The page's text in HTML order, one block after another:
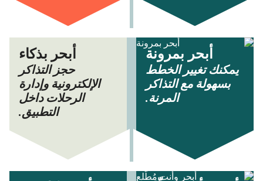
أبحر بمرونة
يمكنك تغيير الخطط
بسهولة مع التذاكر
المرنة.
أبحر بذكاء
حجز التذاكر
الإلكترونية وإدارة
الرحلات داخل
التطبيق.